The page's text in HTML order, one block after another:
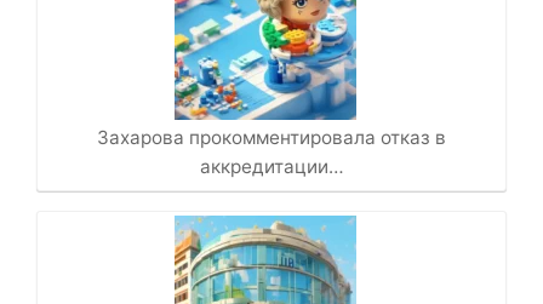
Захарова прокомментировала отказ в
аккредитации…